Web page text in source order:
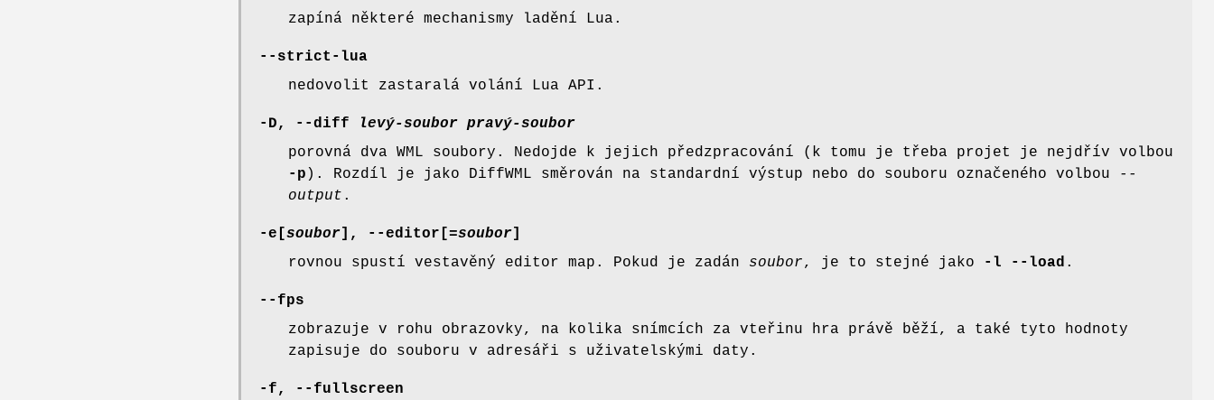
zapíná některé mechanismy ladění Lua.
--strict-lua
nedovolit zastaralá volání Lua API.
-D, --diff levý-soubor pravý-soubor
porovná dva WML soubory. Nedojde k jejich předzpracování (k tomu je třeba projet je nejdřív volbou
-p ). Rozdíl je jako DiffWML směrován na standardní výstup nebo do souboru označeného volbou
--
output .
-e[ soubor ], --editor[ =soubor
rovnou spustí vestavěný editor map. Pokud je zadán soubor, je to stejné jako -l --load .
--fps
zobrazuje v rohu obrazovky, na kolika snímcích za vteřinu hra právě běží, a také tyto hodnoty
zapisuje do souboru v adresáři s uživatelskými daty.
-f, --fullscreen